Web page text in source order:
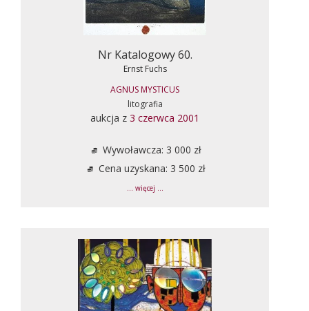
Nr Katalogowy 60.
Ernst Fuchs
AGNUS MYSTICUS
litografia
aukcja z 3 czerwca 2001
Wywoławcza: 3 000 zł
Cena uzyskana: 3 500 zł
... więcej ...